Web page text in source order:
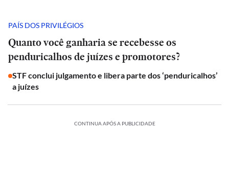
PAÍS DOS PRIVILÉGIOS
Quanto você ganharia se recebesse os
penduricalhos de juízes e promotores?
STF conclui julgamento e libera parte dos ‘penduricalhos’
a juízes
CONTINUA APÓS A PUBLICIDADE